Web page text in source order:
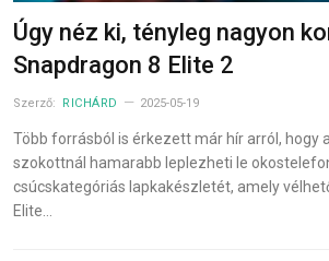
Úgy néz ki, tényleg nagyon
Snapdragon 8 Elite 2
Szerző: RICHÁRD 2025-05-19
Több forrásból is érkezett már hír arról, hogy
szokottnál hamarabb leplezheti le
csúcskategóriás lapkakészletét, amely
Elite…